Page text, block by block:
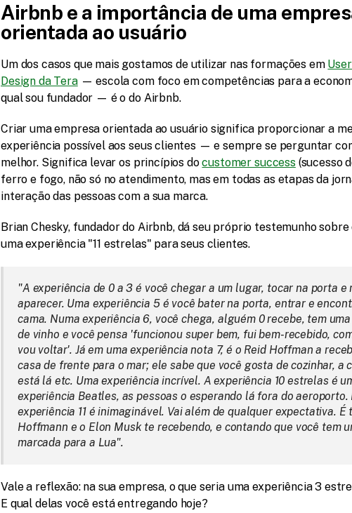
Airbnb e a importância de uma
orientada ao usuário
Um dos casos que mais gostamos de utilizar nas formações em
Design da Tera — escola com foco em competências para a
qual sou fundador — é o do Airbnb.
Criar uma empresa orientada ao usuário significa proporcionar a
experiência possível aos seus clientes — e sempre se perguntar
melhor. Significa levar os princípios do customer success (sucesso
ferro e fogo, não só no atendimento, mas em todas as etapas da
interação das pessoas com a sua marca.
Brian Chesky, fundador do Airbnb, dá seu próprio testemunho sobre
uma experiência "11 estrelas" para seus clientes.
"A experiência de 0 a 3 é você chegar a um lugar, tocar na porta e
aparecer. Uma experiência 5 é você bater na porta, entrar e
cama. Numa experiência 6, você chega, alguém 0 recebe, tem
de vinho e você pensa 'funcionou super bem, fui bem-recebido,
vou voltar'. Já em uma experiência nota 7, é o Reid Hoffman a
casa de frente para o mar; ele sabe que você gosta de cozinhar, a
está lá etc. Uma experiência incrível. A experiência 10 estrelas é
experiência Beatles, as pessoas o esperando lá fora do aeroporto.
experiência 11 é inimaginável. Vai além de qualquer expectativa. É
Hoffmann e o Elon Musk te recebendo, e contando que você tem
marcada para a Lua".
Vale a reflexão: na sua empresa, o que seria uma experiência 3
E qual delas você está entregando hoje?